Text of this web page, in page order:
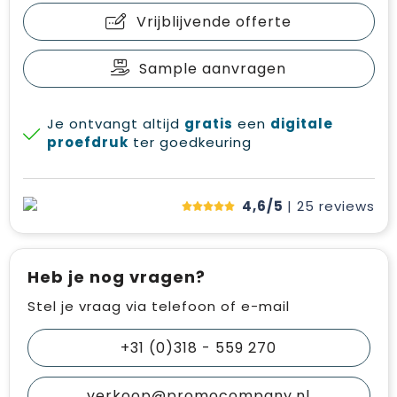
Vrijblijvende offerte
Sample aanvragen
Je ontvangt altijd gratis een digitale
proefdruk ter goedkeuring
4,6/5 | 25 reviews
Heb je nog vragen?
Stel je vraag via telefoon of e-mail
+31 (0)318 - 559 270